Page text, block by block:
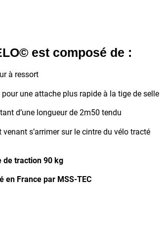
est composé de :
à ressort
une attache plus rapide à la tige de selle
d’une longueur de 2m50 tendu
s’arrimer sur le cintre du vélo tracté
de traction 90 kg
en France par MSS-TEC